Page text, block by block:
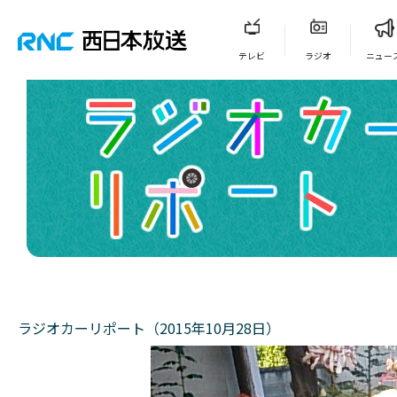
テレビ ラジオ ニュー
ラジオカーリポート（2015年10月28日）